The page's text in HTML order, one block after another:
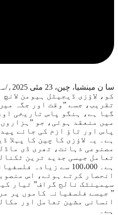
سا ن
کو، لاؤزی ڈیجیٹل ہیومن
تقریب، جسے ”وقت اور جگہ
گیا ہے، ہنگو پاس تاریخی
میں منعقد ہوئی، جو
پاس اور تاؤ ازم کی جائے
ہے۔ یہ لاؤزی کا چین کا پہلا
مصنوعی ذہانت، تھری ڈی
تعامل جیسی جدید ترین
ہے۔ 100،000 سے زیادہ
انحصار کرتے ہوئے، اس
سیمینٹک نالج گراف” تیار
” جیسے فلسفیانہ کاموں پر
انسانی مشین تعامل اور
ہے۔